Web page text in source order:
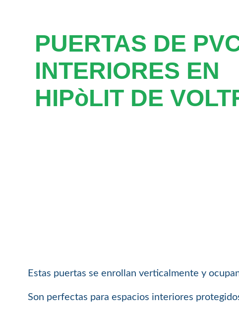
PUERTAS DE
INTERIORES EN
HIPòLIT DE
Estas puertas se enrollan verticalmente y
Son perfectas para espacios interiores